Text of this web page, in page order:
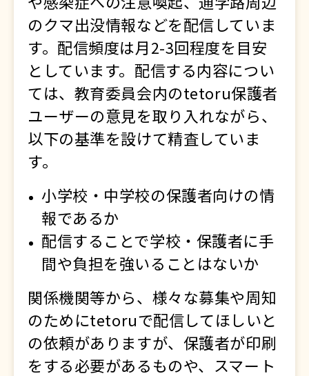
のクマ出没情報などを配信していま
す。配信頻度は月2-3回程度を目安
としています。配信する内容につい
ては、教育委員会内のtetoru保護者
ユーザーの意見を取り入れながら、
以下の基準を設けて精査していま
す。
小学校・中学校の保護者向けの情
報であるか
配信することで学校・保護者に手
間や負担を強いることはないか
関係機関等から、様々な募集や周知
のためにtetoruで配信してほしいと
の依頼がありますが、保護者が印刷
をする必要があるものや、スマート